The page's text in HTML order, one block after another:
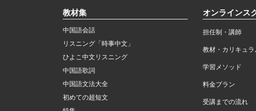
教材集
中国語会話
リスニング「時事中文」
ひよこ中文リスニング
中国語歌詞
中国語文法大全
初めての超短文
オンラインス
担任制・講師
教材・カリキュラ
学習メソッド
料金プラン
受講までの流れ